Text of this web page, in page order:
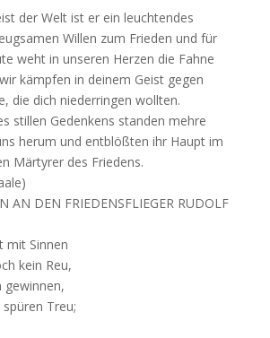
der Welt ist er ein leuchtendes
Willen zum Frieden und für
weht in unseren Herzen die Fahne
kämpfen in deinem Geist gegen
die dich niederringen wollten.
stillen Gedenkens standen mehre
herum und entblößten ihr Haupt im
Märtyrer des Friedens.
AN DEN FRIEDENSFLIEGER RUDOLF
mit Sinnen
kein Reu,
gewinnen,
Treu;